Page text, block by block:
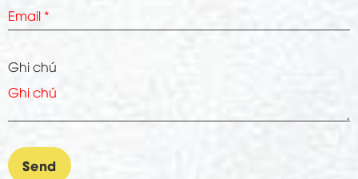
Ghi chú